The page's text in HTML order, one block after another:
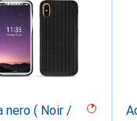
nero ( Noir /